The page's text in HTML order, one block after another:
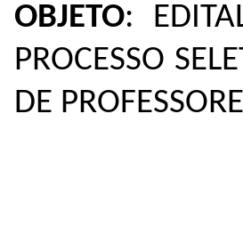
OBJETO:
PROCESSO
DE